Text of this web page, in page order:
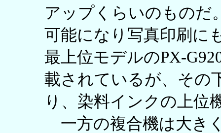
アップくらいのものだ
可能になり写真印刷に
最上位モデルのPX-
載されているが、その
り、染料インクの上位
一方の複合機は大き